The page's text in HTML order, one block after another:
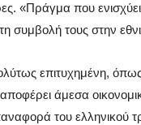
«Πράγμα που ενισχύει
συμβολή τους στην
επιτυχημένη,
άμεσα
του ελληνικού